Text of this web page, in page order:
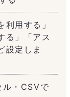
用する」
る」「アス
設定しま
ル・CSVで